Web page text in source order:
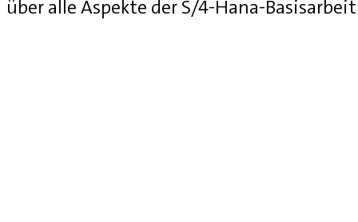
über alle Aspekte der S/4-Hana-